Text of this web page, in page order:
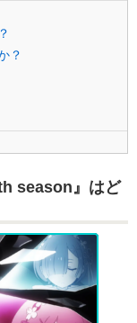
？
season』はど